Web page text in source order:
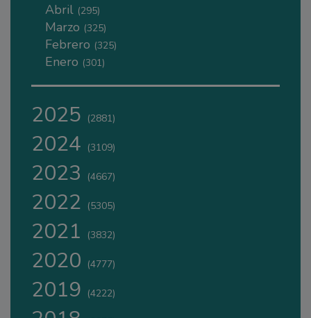
Abril (295)
Marzo (325)
Febrero (325)
Enero (301)
2025 (2881)
2024 (3109)
2023 (4667)
2022 (5305)
2021 (3832)
2020 (4777)
2019 (4222)